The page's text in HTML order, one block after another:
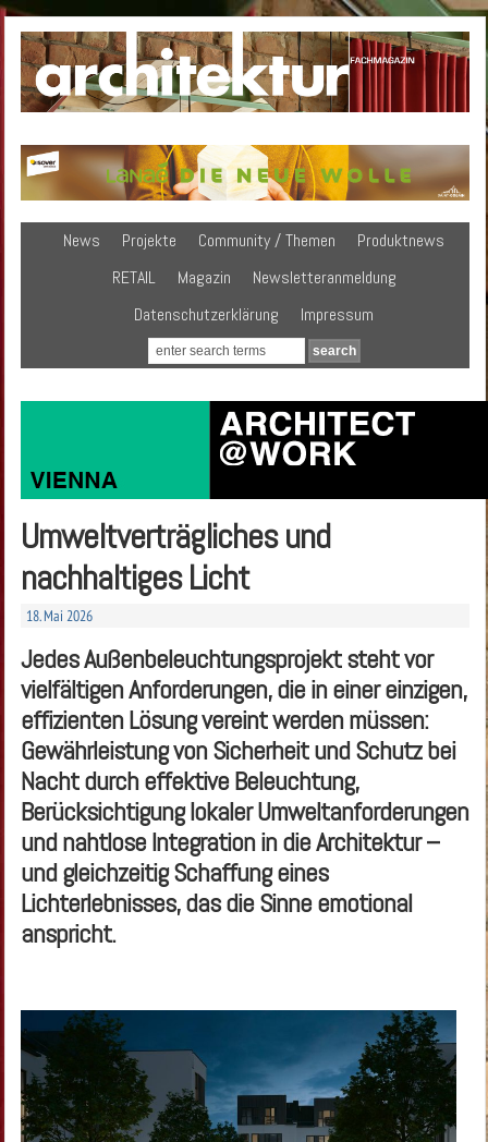
News Projekte Community / Themen
Produktnews
RETAIL
Magazin
Newsletteranmeldung
Datenschutzerklärung
Impressum
Umweltverträgliches und
nachhaltiges Licht
18. Mai 2026
Jedes Außenbeleuchtungsprojekt steht vor
vielfältigen Anforderungen, die in einer einzigen,
effizienten Lösung vereint werden müssen:
Gewährleistung von Sicherheit und Schutz bei
Nacht durch effektive Beleuchtung,
Berücksichtigung lokaler Umweltanforderungen
und nahtlose Integration in die Architektur –
und gleichzeitig Schaffung eines
Lichterlebnisses, das die Sinne emotional
anspricht.